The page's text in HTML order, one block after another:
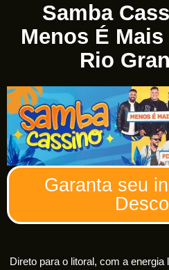
Samba
Menos É
Rio
Garanta seu
Direto para o litoral, com a